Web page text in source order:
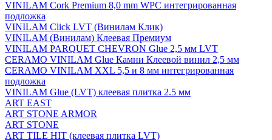
VINILAM Cork Premium 8,0 mm WPC интегрированная
подложка
VINILAM Click LVT (Винилам Клик)
VINILAM (Винилам) Клеевая Премиум
VINILAM PARQUET CHEVRON Glue 2,5 мм LVT
CERAMO VINILAM Glue Камни Клеевой винил 2,5 мм
CERAMO VINILAM XXL 5,5 и 8 мм интегрированная
подложка
VINILAM Glue (LVT) клеевая плитка 2.5 мм
ART EAST
ART STONE ARMOR
ART STONE
ART TILE HIT (клеевая плитка LVT)